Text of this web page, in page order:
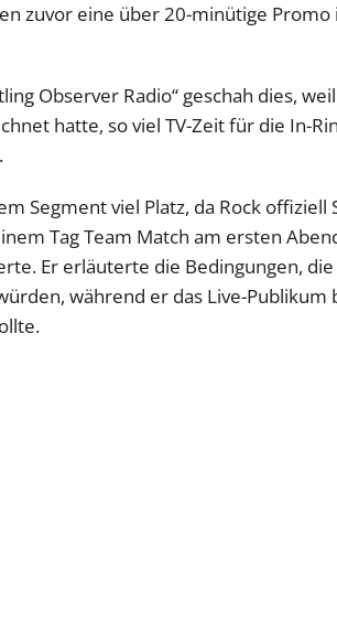
zuvor eine über 20-minütige Promo
Observer Radio“ geschah dies,
hatte, so viel TV-Zeit für die In-
Segment viel Platz, da Rock offiziell
Tag Team Match am ersten
Er erläuterte die Bedingungen,
während er das Live-Publikum